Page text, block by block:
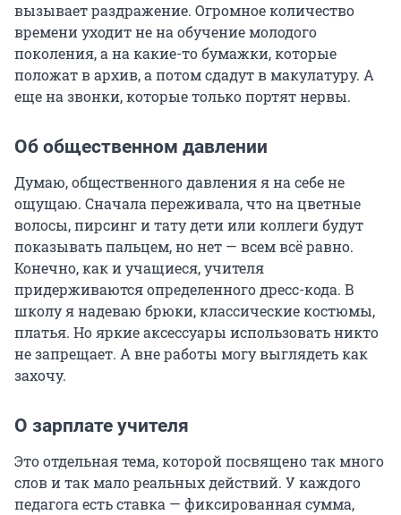
вызывает раздражение. Огромное количество
времени уходит не на обучение молодого
поколения, а на какие-то бумажки, которые
положат в архив, а потом сдадут в макулатуру. А
еще на звонки, которые только портят нервы.
Об общественном давлении
Думаю, общественного давления я на себе не
ощущаю. Сначала переживала, что на цветные
волосы, пирсинг и тату дети или коллеги будут
показывать пальцем, но нет — всем всё равно.
Конечно, как и учащиеся, учителя
придерживаются определенного дресс-кода. В
школу я надеваю брюки, классические костюмы,
платья. Но яркие аксессуары использовать никто
не запрещает. А вне работы могу выглядеть как
захочу.
О зарплате учителя
Это отдельная тема, которой посвящено так много
слов и так мало реальных действий. У каждого
педагога есть ставка — фиксированная сумма,